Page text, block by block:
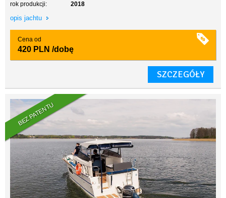
rok produkcji:
2018
opis jachtu
Cena od
420 PLN /dobę
SZCZEGÓŁY
BEZ PATENTU